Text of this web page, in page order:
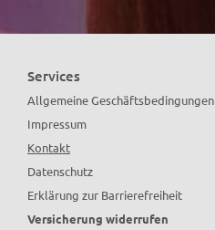
Services
Allgemeine Geschäftsbedingungen
Impressum
Kontakt
Datenschutz
Erklärung zur Barrierefreiheit
Versicherung widerrufen